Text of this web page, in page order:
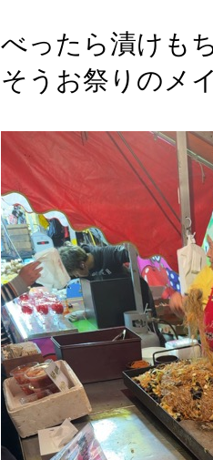
べったら漬けも
そうお祭りのメ